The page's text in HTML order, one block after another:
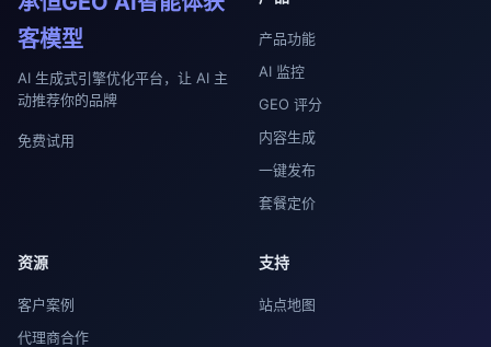
客模型
AI 生成式引擎优化平台，让 AI 主
动推荐你的品牌
免费试用
产品功能
AI 监控
GEO 评分
内容生成
一键发布
套餐定价
资源
客户案例
代理商合作
支持
站点地图